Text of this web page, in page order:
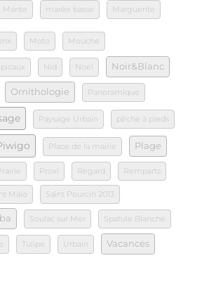
Mante marée basse Marguerite
Moto Mouche
Nid Noel Noir&Blanc
Ornithologie Panoramique
Paysage Urbain pêche à pieds
Place de la mairie Plage
Proxi Regard Remparts
Malo Saint Pourcin 2013
Soulac sur Mer Spatule Blanche
Tulipe Urbain Vacances